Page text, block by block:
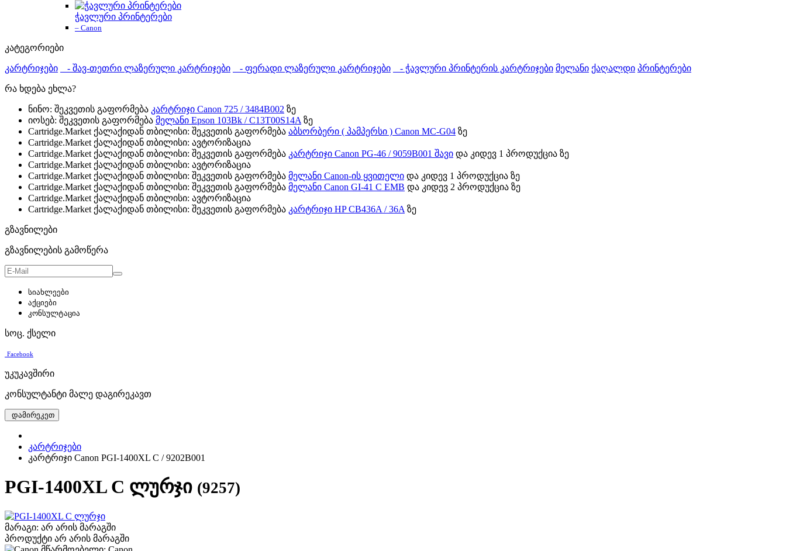
ჭავლური პრინტერები
– Canon
კატეგორიები
კარტრიჯები - შავ-თეთრი ლაზერული კარტრიჯები - ფერადი ლაზერული კარტრიჯები - ჭავლური პრინტერის კარტრიჯები მელანი ქაღალდი პრინტერები
რა ხდება ეხლა?
ნინო: შეკვეთის გაფორმება კარტრიჯი Canon 725 / 3484B002 ზე
იოსებ: შეკვეთის გაფორმება მელანი Epson 103Bk / C13T00S14A ზე
Cartridge.Market ქალაქიდან თბილისი: შეკვეთის გაფორმება აბსორბერი ( პამპერსი ) Canon MC-G04 ზე
Cartridge.Market ქალაქიდან თბილისი: ავტორიზაცია
Cartridge.Market ქალაქიდან თბილისი: შეკვეთის გაფორმება კარტრიჯი Canon PG-46 / 9059B001 შავი და კიდევ 1 პროდუქცია ზე
Cartridge.Market ქალაქიდან თბილისი: ავტორიზაცია
Cartridge.Market ქალაქიდან თბილისი: შეკვეთის გაფორმება მელანი Canon-ის ყვითელი და კიდევ 1 პროდუქცია ზე
Cartridge.Market ქალაქიდან თბილისი: შეკვეთის გაფორმება მელანი Canon GI-41 C EMB და კიდევ 2 პროდუქცია ზე
Cartridge.Market ქალაქიდან თბილისი: ავტორიზაცია
Cartridge.Market ქალაქიდან თბილისი: შეკვეთის გაფორმება კარტრიჯი HP CB436A / 36A ზე
გზავნილები
გზავნილების გამოწერა
სიახლეები
აქციები
კონსულტაცია
სოც. ქსელი
Facebook
უკუკავშირი
კონსულტანტი მალე დაგირეკავთ
დამირეკეთ
კარტრიჯები
კარტრიჯი Canon PGI-1400XL C / 9202B001
PGI-1400XL C ლურჯი (9257)
მარაგი: არ არის მარაგში
პროდუქტი არ არის მარაგში